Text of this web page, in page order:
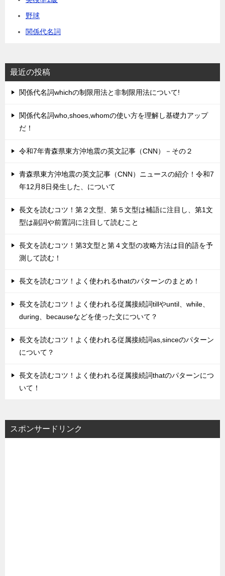
野球
関係代名詞
最近の投稿
関係代名詞whichの制限用法と非制限用法について!
関係代名詞who,shoes,whomの使い方を理解し基礎力アップ
だ！
令和7年青森県東方沖地震の英文記事（CNN）－その２
青森県東方沖地震の英文記事（CNN）ニュースの紹介！令和7
年12月8日発生した、について
長文を読むコツ！第２文型、第５文型は補語に注目し、第1文
型は副詞や前置詞に注目して読むこと
長文を読むコツ！第3文型と第４文型の攻略方法は目的語を予
測して読む！
長文を読むコツ！よく使われるthatのパターンのまとめ！
長文を読むコツ！よく使われる従属接続詞tillやuntil、while、
during、becauseなどを使った文について？
長文を読むコツ！よく使われる従属接続詞as,sinceのパターン
について？
長文を読むコツ！よく使われる従属接続詞thatのパターンにつ
いて！
スポンサードリンク